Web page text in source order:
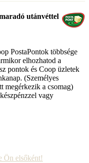
utánvéttel
PostaPontok többsége
elhozhatod a
pontok és Coop üzletek
(Személyes
megérkezik a csomag)
vagy
Ön elsőként!